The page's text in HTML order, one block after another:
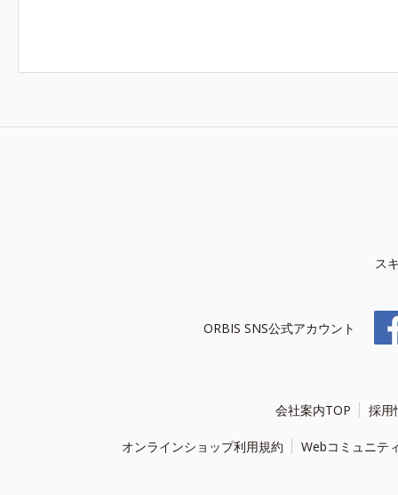
ス
ORBIS SNS公式アカウント
会社案内TOP 採用
オンラインショップ利用規約 Webコミュニテ